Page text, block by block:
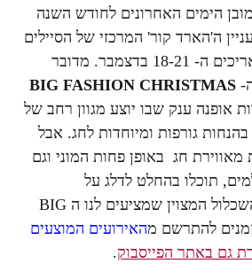
הימים האחרונים לחודש השנה
ה'הארד קור' המרכזי של הסיילים
מומלץ להגיע בין התאריכים ה- 18-21 בדצמבר. מדובר
BIG FASHION CHRISTMAS
אופנה ענק שבו יוצע מגוון רחב של
בהנחות גורפות ומיוחדות לחג. אבל
חג באופן פחות המוני וגם
תוכלו בהחלט לדלג על
התאריכים ולהנות מהשכלול המצוין שמציעים לנו ה BIG
האירועים המוצעים
.